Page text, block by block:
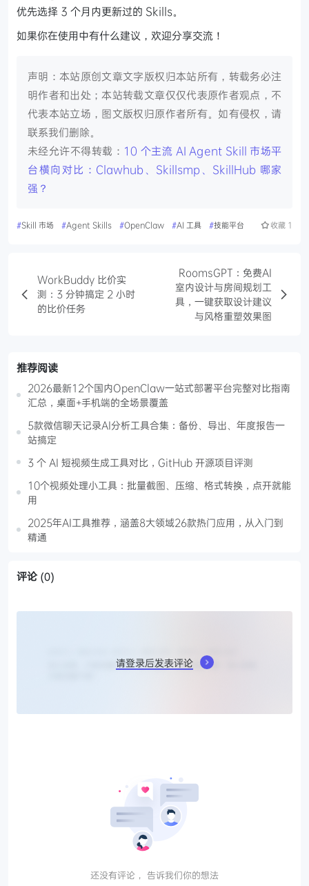
优先选择 3 个月内更新过的 Skills。
如果你在使用中有什么建议，欢迎分享交流！
声明：本站原创文章文字版权归本站所有，转载务必注
明作者和出处；本站转载文章仅仅代表原作者观点，不
代表本站立场，图文版权归原作者所有。如有侵权，请
联系我们删除。
未经允许不得转载： 10 个主流 AI Agent Skill 市场平
台横向对比：Clawhub、Skillsmp、SkillHub 哪家
强？
#Skill 市场 #Agent Skills #OpenClaw #AI 工具 #技能平台 收藏 1
WorkBuddy 比价实
测：3 分钟搞定 2 小时
的比价任务
RoomsGPT：免费AI
室内设计与房间规划工
具，一键获取设计建议
与风格重塑效果图
推荐阅读
2026最新12个国内OpenClaw一站式部署平台完整对比指南
汇总，桌面+手机端的全场景覆盖
5款微信聊天记录AI分析工具合集：备份、导出、年度报告一
站搞定
3 个 AI 短视频生成工具对比，GitHub 开源项目评测
10个视频处理小工具：批量截图、压缩、格式转换，点开就能
用
2025年AI工具推荐，涵盖8大领域26款热门应用，从入门到
精通
评论 (0)
请登录后发表评论
还没有评论， 告诉我们你的想法